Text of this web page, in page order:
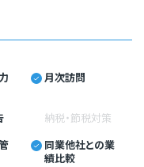
月次訪問
納税・節税対策
同業他社との業
績比較